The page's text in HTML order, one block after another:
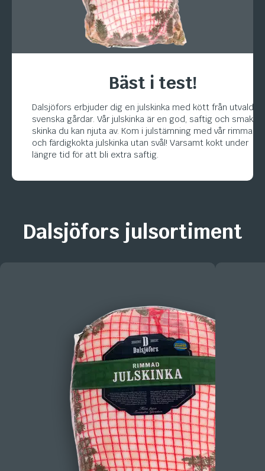
Bäst i test!
Dalsjöfors erbjuder dig en julskinka med kött från utvalda
svenska gårdar. Vår julskinka är en god, saftig och smakrik
skinka du kan njuta av. Kom i julstämning med vår rimmade
och färdigkokta julskinka utan svål! Varsamt kokt under
längre tid för att bli extra saftig.
Dalsjöfors julsortiment